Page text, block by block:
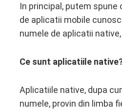
In principal, putem
de aplicatii mobile
numele de aplicatii
Ce sunt aplicatiile
Aplicatiile native, dupa
numele, provin din limba